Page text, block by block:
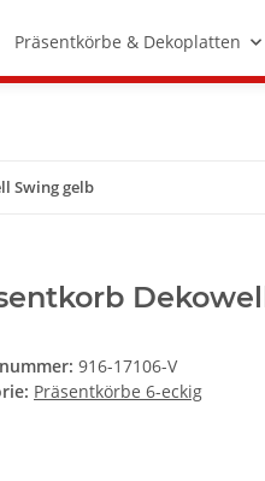
Präsentkörbe & Dekoplatten
Swing gelb
916-17106-V
Präsentkörbe 6-eckig